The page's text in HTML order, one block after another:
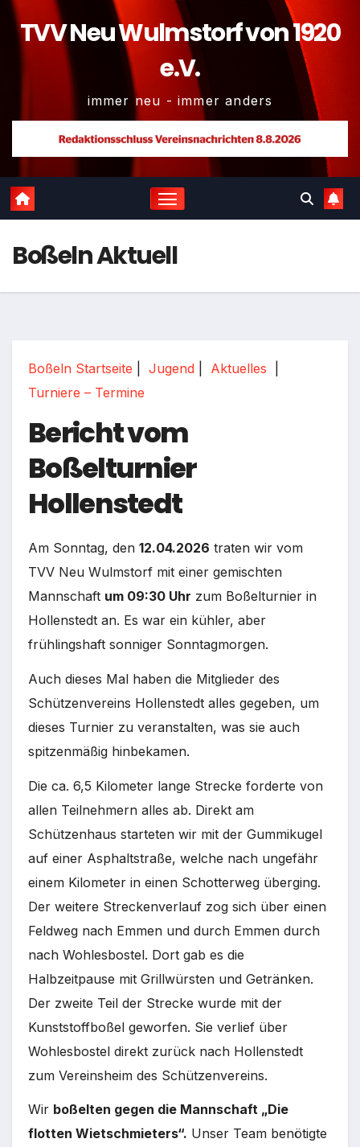
TVV Neu Wulmstorf von 1920
e.V.
immer neu - immer anders
Boßeln Aktuell
Boßeln Startseite Jugend Aktuelles
Turniere – Termine
Bericht vom
Boßelturnier
Hollenstedt
Am Sonntag, den 12.04.2026 traten wir vom
TVV Neu Wulmstorf mit einer gemischten
Mannschaft um 09:30 Uhr zum Boßelturnier in
Hollenstedt an. Es war ein kühler, aber
frühlingshaft sonniger Sonntagmorgen.
Auch dieses Mal haben die Mitglieder des
Schützenvereins Hollenstedt alles gegeben, um
dieses Turnier zu veranstalten, was sie auch
spitzenmäßig hinbekamen.
Die ca. 6,5 Kilometer lange Strecke forderte von
allen Teilnehmern alles ab. Direkt am
Schützenhaus starteten wir mit der Gummikugel
auf einer Asphaltstraße, welche nach ungefähr
einem Kilometer in einen Schotterweg überging.
Der weitere Streckenverlauf zog sich über einen
Feldweg nach Emmen und durch Emmen durch
nach Wohlesbostel. Dort gab es die
Halbzeitpause mit Grillwürsten und Getränken.
Der zweite Teil der Strecke wurde mit der
Kunststoffboßel geworfen. Sie verlief über
Wohlesbostel direkt zurück nach Hollenstedt
zum Vereinsheim des Schützenvereins.
Wir boßelten gegen die Mannschaft „Die
flotten Wietschmieters“. Unser Team benötigte